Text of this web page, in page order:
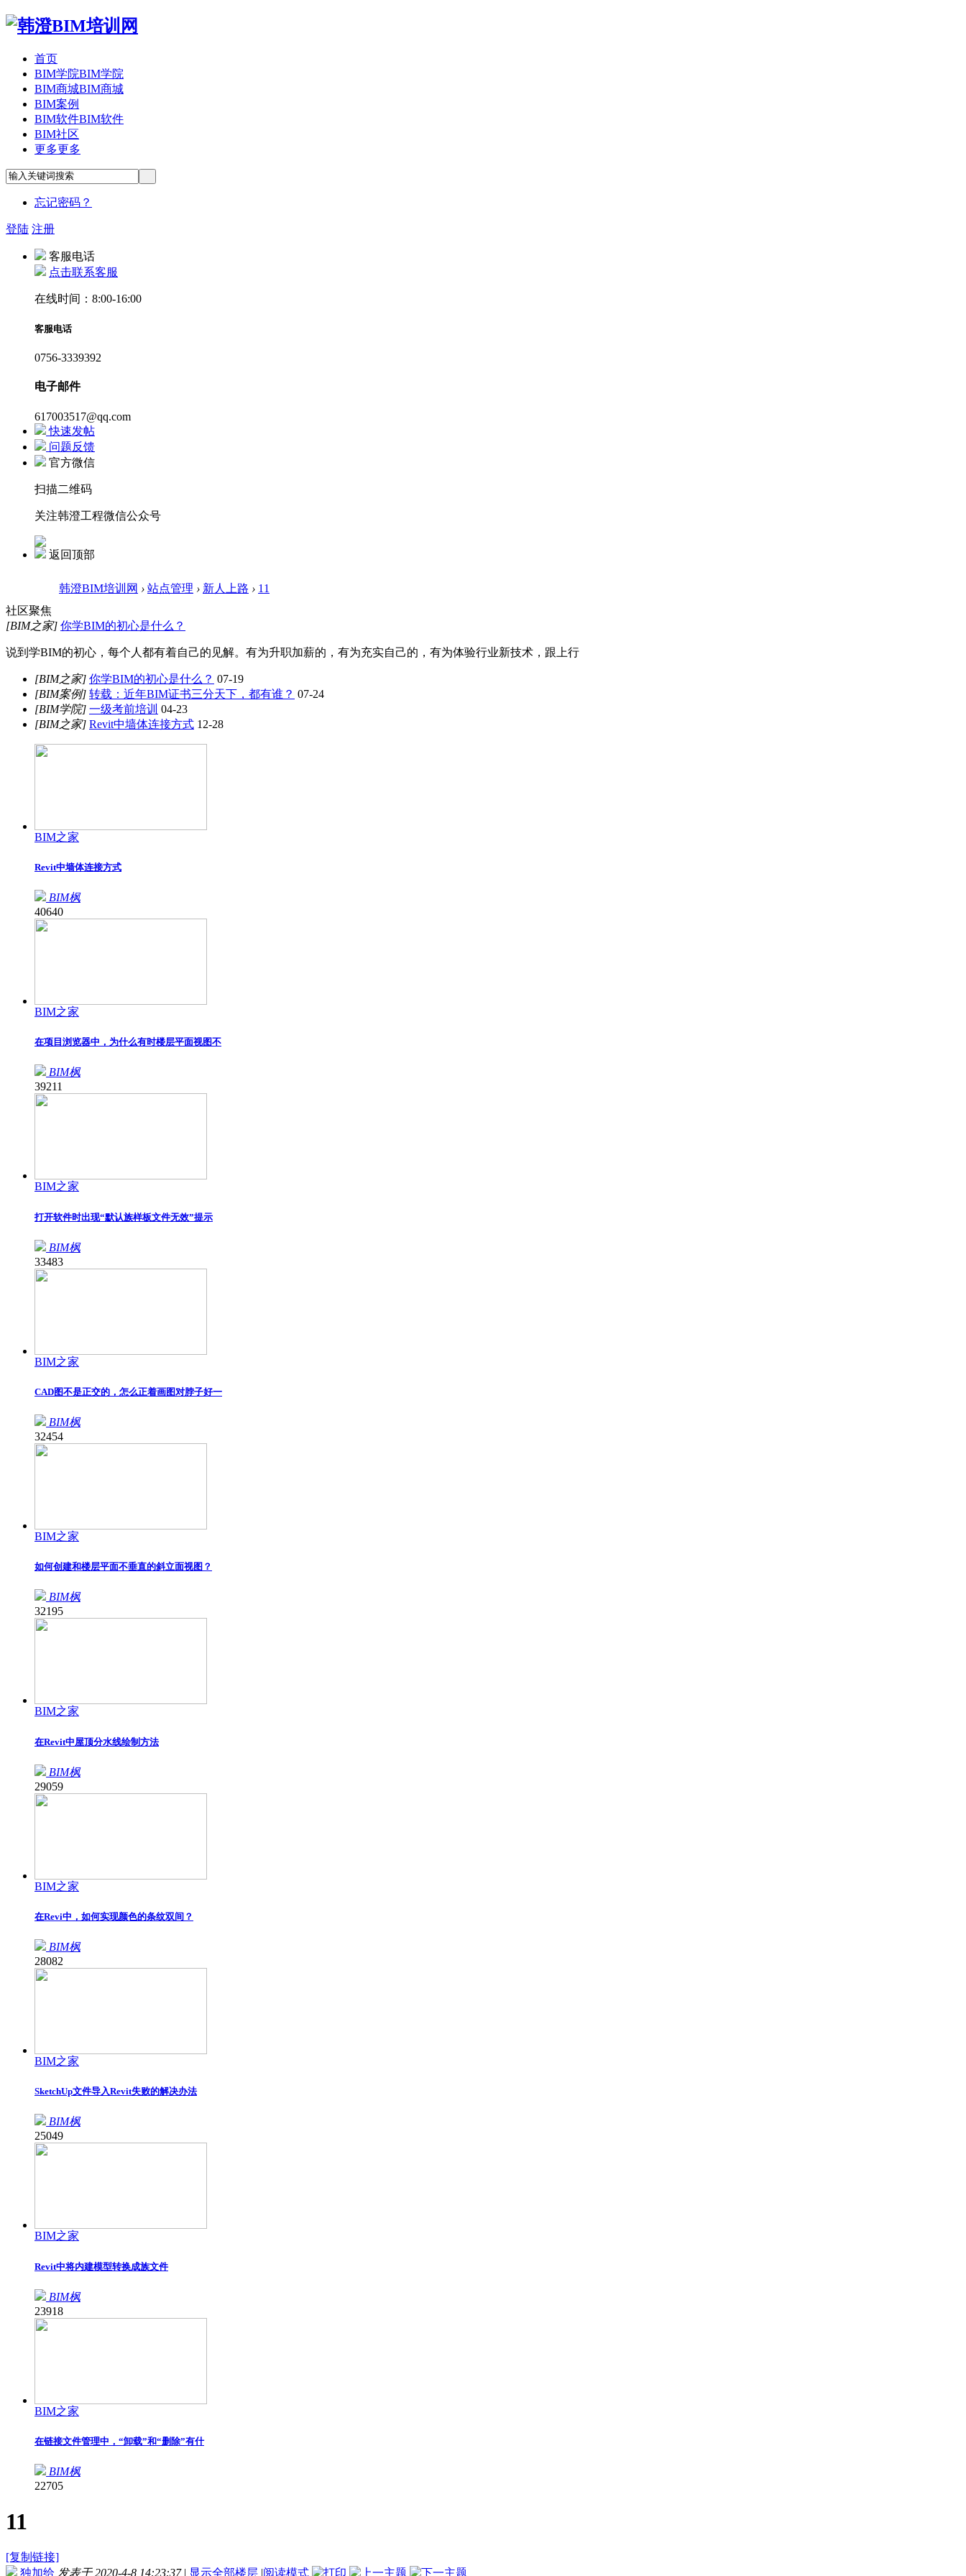
首页
BIM学院BIM学院
BIM商城BIM商城
BIM案例
BIM软件BIM软件
BIM社区
更多更多
忘记密码？
登陆 注册
客服电话
点击联系客服
在线时间：8:00-16:00
客服电话
0756-3339392
电子邮件
617003517@qq.com
快速发帖
问题反馈
官方微信
扫描二维码
关注韩澄工程微信公众号
返回顶部
韩澄BIM培训网 › 站点管理 › 新人上路 › 11
社区聚焦
[BIM之家] 你学BIM的初心是什么？
说到学BIM的初心，每个人都有着自己的见解。有为升职加薪的，有为充实自己的，有为体验行业新技术，跟上行
[BIM之家] 你学BIM的初心是什么？ 07-19
[BIM案例] 转载：近年BIM证书三分天下，都有谁？ 07-24
[BIM学院] 一级考前培训 04-23
[BIM之家] Revit中墙体连接方式 12-28
BIM之家
Revit中墙体连接方式
BIM枫
40640
BIM之家
在项目浏览器中，为什么有时楼层平面视图不
BIM枫
39211
BIM之家
打开软件时出现“默认族样板文件无效”提示
BIM枫
33483
BIM之家
CAD图不是正交的，怎么正着画图对脖子好一
BIM枫
32454
BIM之家
如何创建和楼层平面不垂直的斜立面视图？
BIM枫
32195
BIM之家
在Revit中屋顶分水线绘制方法
BIM枫
29059
BIM之家
在Revi中，如何实现颜色的条纹双间？
BIM枫
28082
BIM之家
SketchUp文件导入Revit失败的解决办法
BIM枫
25049
BIM之家
Revit中将内建模型转换成族文件
BIM枫
23918
BIM之家
在链接文件管理中，“卸载”和“删除”有什
BIM枫
22705
11
[复制链接]
独加给 发表于 2020-4-8 14:23:37 | 显示全部楼层 |阅读模式